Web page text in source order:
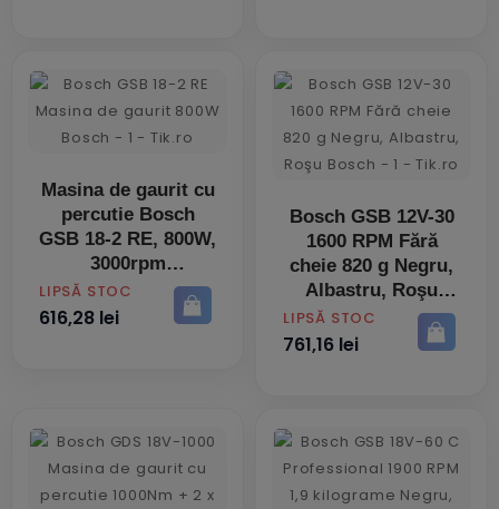
Masina de gaurit cu
percutie Bosch
GSB 18-2 RE, 800W,
3000rpm
PRET
LIPSĂ STOC
616,28 lei
Bosch GSB 12V-30
1600 RPM Fără
cheie 820 g Negru,
Albastru, Roşu
PRET
LIPSĂ STOC
761,16 lei